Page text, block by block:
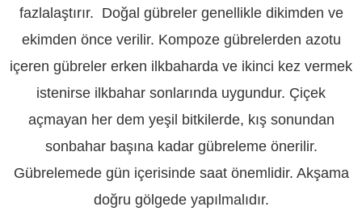
fazlalaştırır. Doğal gübreler genellikle dikimden ve
ekimden önce verilir. Kompoze gübrelerden azotu
içeren gübreler erken ilkbaharda ve ikinci kez vermek
istenirse ilkbahar sonlarında uygundur. Çiçek
açmayan her dem yeşil bitkilerde, kış sonundan
sonbahar başına kadar gübreleme önerilir.
Gübrelemede gün içerisinde saat önemlidir. Akşama
doğru gölgede yapılmalıdır.